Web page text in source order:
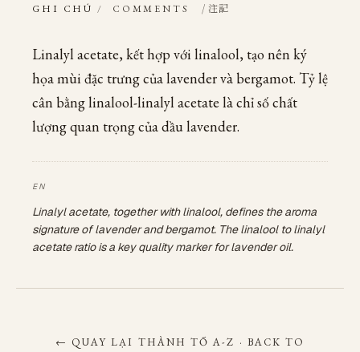
GHI CHÚ/ COMMENTS / 注記
Linalyl acetate, kết hợp với linalool, tạo nên ký
họa mùi đặc trưng của lavender và bergamot. Tỷ lệ
cân bằng linalool-linalyl acetate là chỉ số chất
lượng quan trọng của dầu lavender.
Linalyl acetate, together with linalool, defines the aroma
signature of lavender and bergamot. The linalool to linalyl
acetate ratio is a key quality marker for lavender oil.
← QUAY LẠI THÀNH TỐ A-Z · BACK TO